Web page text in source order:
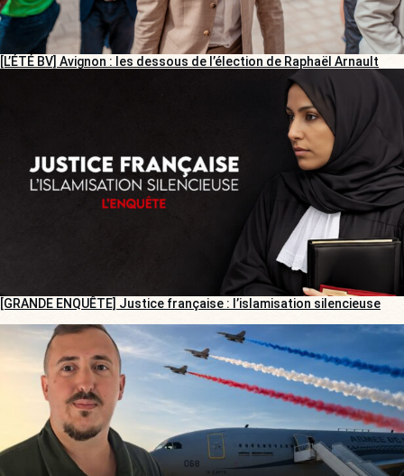
[L’ÉTÉ BV] Avignon : les dessous de l’élection de Raphaël Arnault
[GRANDE ENQUÊTE] Justice française : l’islamisation silencieuse